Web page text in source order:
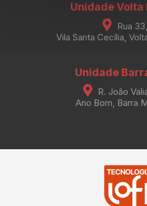
Unidade Volta
Rua 33,
Vila Santa Cecília,
Unidade
R. João
Ano Bom, Barra